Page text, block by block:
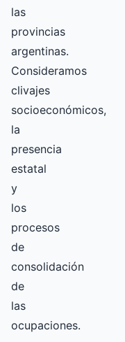
las
provincias
argentinas.
Consideramos
clivajes
socioeconómicos,
la
presencia
estatal
y
los
procesos
de
consolidación
de
las
ocupaciones.